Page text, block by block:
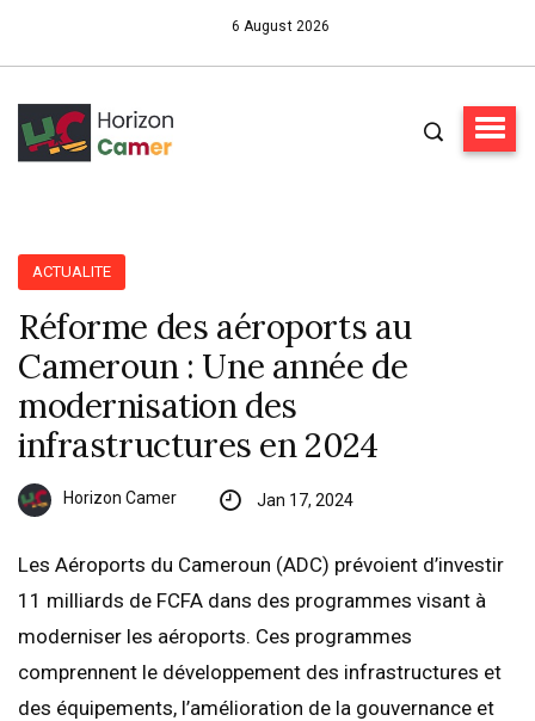
6 August 2026
ACTUALITE
Réforme des aéroports au
Cameroun : Une année de
modernisation des
infrastructures en 2024
Horizon Camer Jan 17, 2024
Les Aéroports du Cameroun (ADC) prévoient d’investir
11 milliards de FCFA dans des programmes visant à
moderniser les aéroports. Ces programmes
comprennent le développement des infrastructures et
des équipements, l’amélioration de la gouvernance et